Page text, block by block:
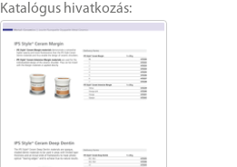
Katalógus hivatkozás: